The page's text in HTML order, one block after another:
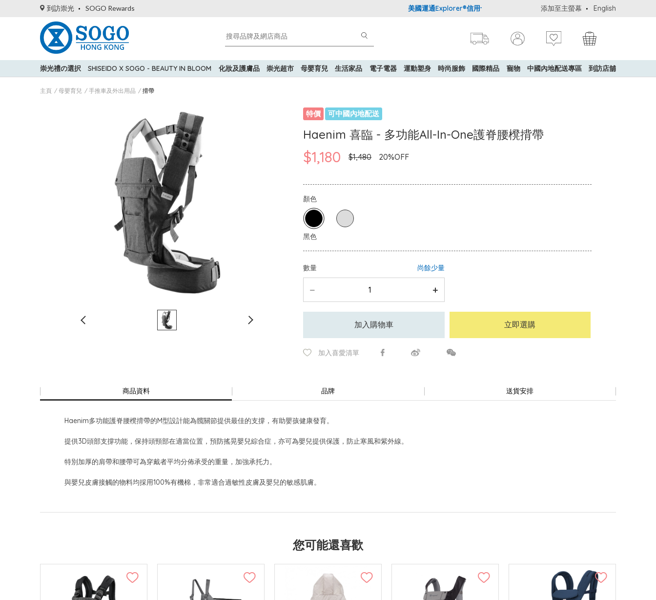
到訪崇光 SOGO Rewards 美國運通Explorer®信用卡會員購物禮遇：高達5%簽賬回贈！ 購買一般貨品(冷凍食
添加至主螢幕 English
崇光禮の選択 SHISEIDO X SOGO - BEAUTY IN BLOOM 化妝及護膚品 崇光超市 母嬰育兒 生活家品 電子電器 運動塑身 時尚服飾 國際精品 寵物 中國內地配送專區 到訪店舖
主頁 母嬰育兒 手推車及外出用品 揹帶
特價 可中國內地配送
Haenim 喜臨 - 多功能All-In-One護脊腰櫈揹帶
$1,180 $1,480 20%OFF
顏色
數量 尚餘少量
加入購物車 立即選購
加入喜愛清單
商品資料 品牌 送貨安排
Haenim多功能護脊腰櫈揹帶的M型設計能為髖關節提供最佳的支撐，有助嬰孩健康發育。
提供3D頭部支撐功能，保持頭頸部在適當位置，預防搖晃嬰兒綜合症，亦可為嬰兒提供保護，防止寒風和紫外線。
特別加厚的肩帶和腰帶可為穿戴者平均分佈承受的重量，加強承托力。
與嬰兒皮膚接觸的物料均採用100%有機棉，非常適合過敏性皮膚及嬰兒的敏感肌膚。
您可能還喜歡